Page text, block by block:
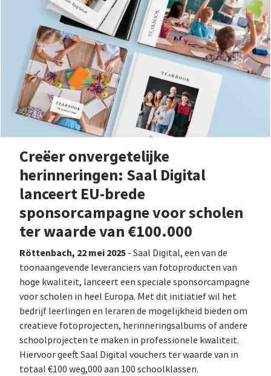
Creëer onvergetelijke
herinneringen: Saal Digital
lanceert EU-brede
sponsorcampagne voor scholen
ter waarde van €100.000
Röttenbach, 22 mei 2025 - Saal Digital, een van de
toonaangevende leveranciers van fotoproducten van
hoge kwaliteit, lanceert een speciale sponsorcampagne
voor scholen in heel Europa. Met dit initiatief wil het
bedrijf leerlingen en leraren de mogelijkheid bieden om
creatieve fotoprojecten, herinneringsalbums of andere
schoolprojecten te maken in professionele kwaliteit.
Hiervoor geeft Saal Digital vouchers ter waarde van in
totaal €100 weg,000 aan 100 schoolklassen.